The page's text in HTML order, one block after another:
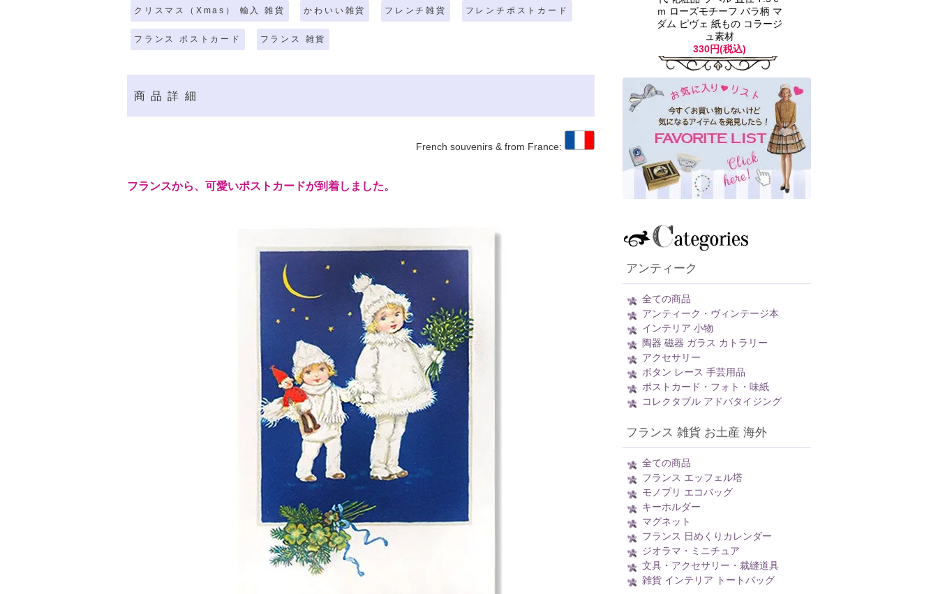
クリスマス（Xmas） 輸入 雑貨 かわいい雑貨 フレンチ雑貨 フレンチポストカード
フランス ポストカード フランス 雑貨
商品詳細
French souvenirs & from France:
フランスから、可愛いポストカードが到着しました。
ｍ ローズモチーフ バラ柄 マ
ダム ピヴェ 紙もの コラージ
ュ素材
330円(税込)
アンティーク
全ての商品
アンティーク・ヴィンテージ本
インテリア 小物
陶器 磁器 ガラス カトラリー
アクセサリー
ボタン レース 手芸用品
ポストカード・フォト・味紙
コレクタブル アドバタイジング
フランス 雑貨 お土産 海外
全ての商品
フランス エッフェル塔
モノプリ エコバッグ
キーホルダー
マグネット
フランス 日めくりカレンダー
ジオラマ・ミニチュア
文具・アクセサリー・裁縫道具
雑貨 インテリア トートバッグ